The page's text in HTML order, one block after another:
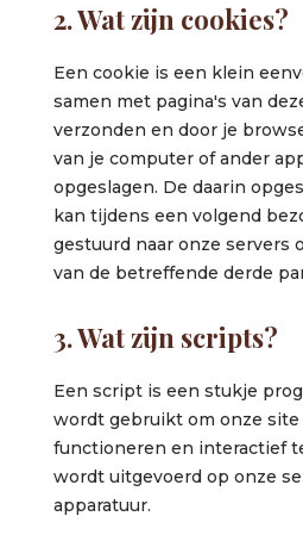
2. Wat zijn cookies?
Een cookie is een klein
samen met pagina's van
verzonden en door je
van je computer of ander
opgeslagen. De daarin
kan tijdens een volgend
gestuurd naar onze servers
van de betreffende derde
3. Wat zijn scripts?
Een script is een stukje
wordt gebruikt om onze site
functioneren en interactief
wordt uitgevoerd op onze
apparatuur.